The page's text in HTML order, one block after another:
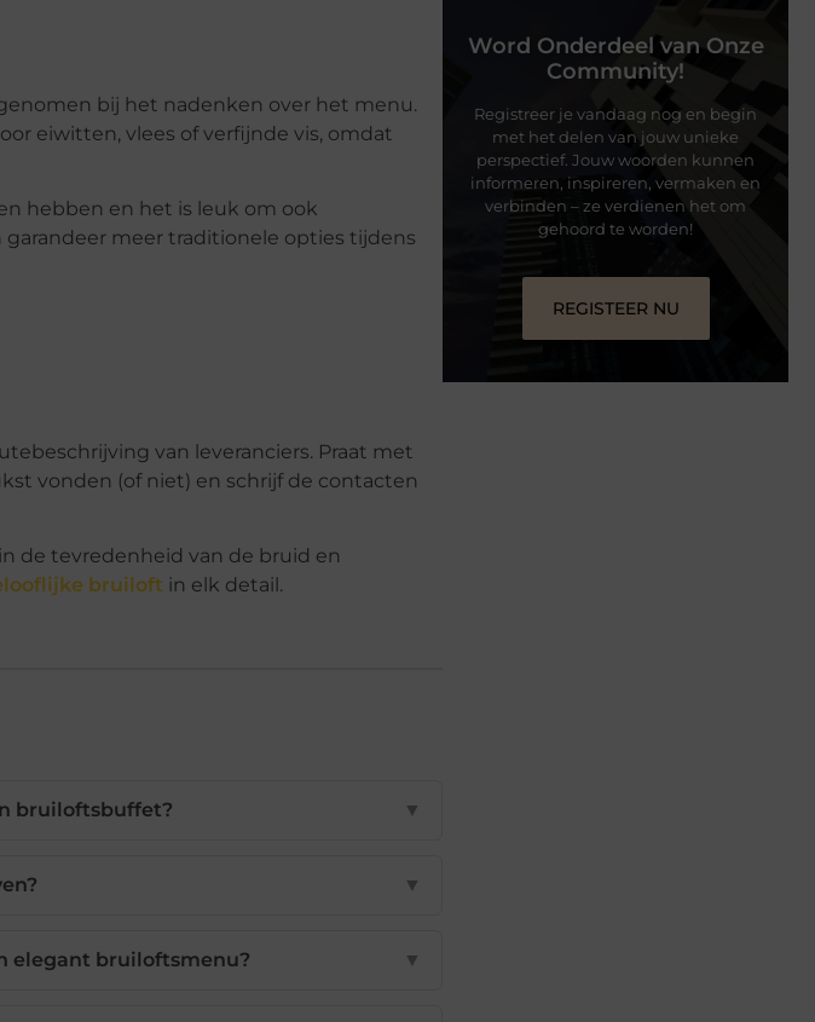
bij het nadenken over het menu.
eiwitten, vlees of verfijnde vis, omdat
hebben en het is leuk om ook
meer traditionele opties tijdens
van leveranciers. Praat met
vonden (of niet) en schrijf de contacten
de tevredenheid van de bruid en
bruiloft in elk detail.
bruiloftsbuffet? ▼
▼
elegant bruiloftsmenu? ▼
Word Onderdeel van Onze
Community!
Registreer je vandaag nog en begin
met het delen van jouw unieke
perspectief. Jouw woorden kunnen
informeren, inspireren, vermaken en
verbinden – ze verdienen het om
gehoord te worden!
REGISTEER NU